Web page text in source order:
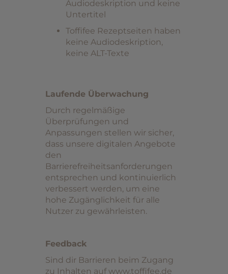
Audiodeskription und keine
Untertitel
Toffifee Rezeptseiten haben
keine Audiodeskription,
keine ALT-Texte
Laufende Überwachung
Durch regelmäßige
Überprüfungen und
Anpassungen stellen wir sicher,
dass unsere digitalen Angebote
den
Barrierefreiheitsanforderungen
entsprechen und kontinuierlich
verbessert werden, um eine
hohe Zugänglichkeit für alle
Nutzer zu gewährleisten.
Feedback
Sind dir Barrieren beim Zugang
zu Inhalten auf www.toffifee.de